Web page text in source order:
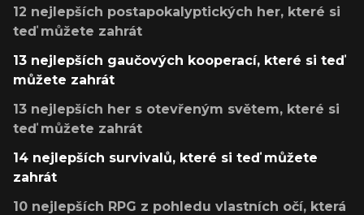
12 nejlepších postapokalyptických her, které si
teď můžete zahrát
13 nejlepších gaučových kooperací, které si teď
můžete zahrát
13 nejlepších her s otevřeným světem, které si
teď můžete zahrát
14 nejlepších survivalů, které si teď můžete
zahrát
10 nejlepších RPG z pohledu vlastních očí, která